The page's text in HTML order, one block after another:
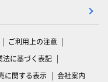
ご利用上の注意
法に基づく表記
に関する表示 会社案内